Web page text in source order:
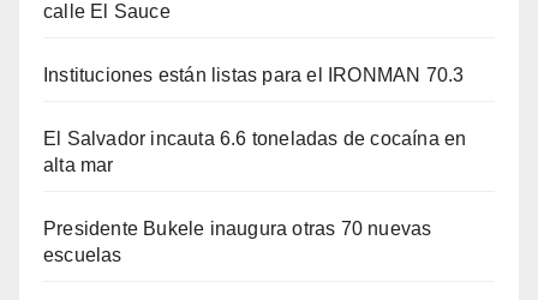
calle El Sauce
Instituciones están listas para el IRONMAN 70.3
El Salvador incauta 6.6 toneladas de cocaína en
alta mar
Presidente Bukele inaugura otras 70 nuevas
escuelas